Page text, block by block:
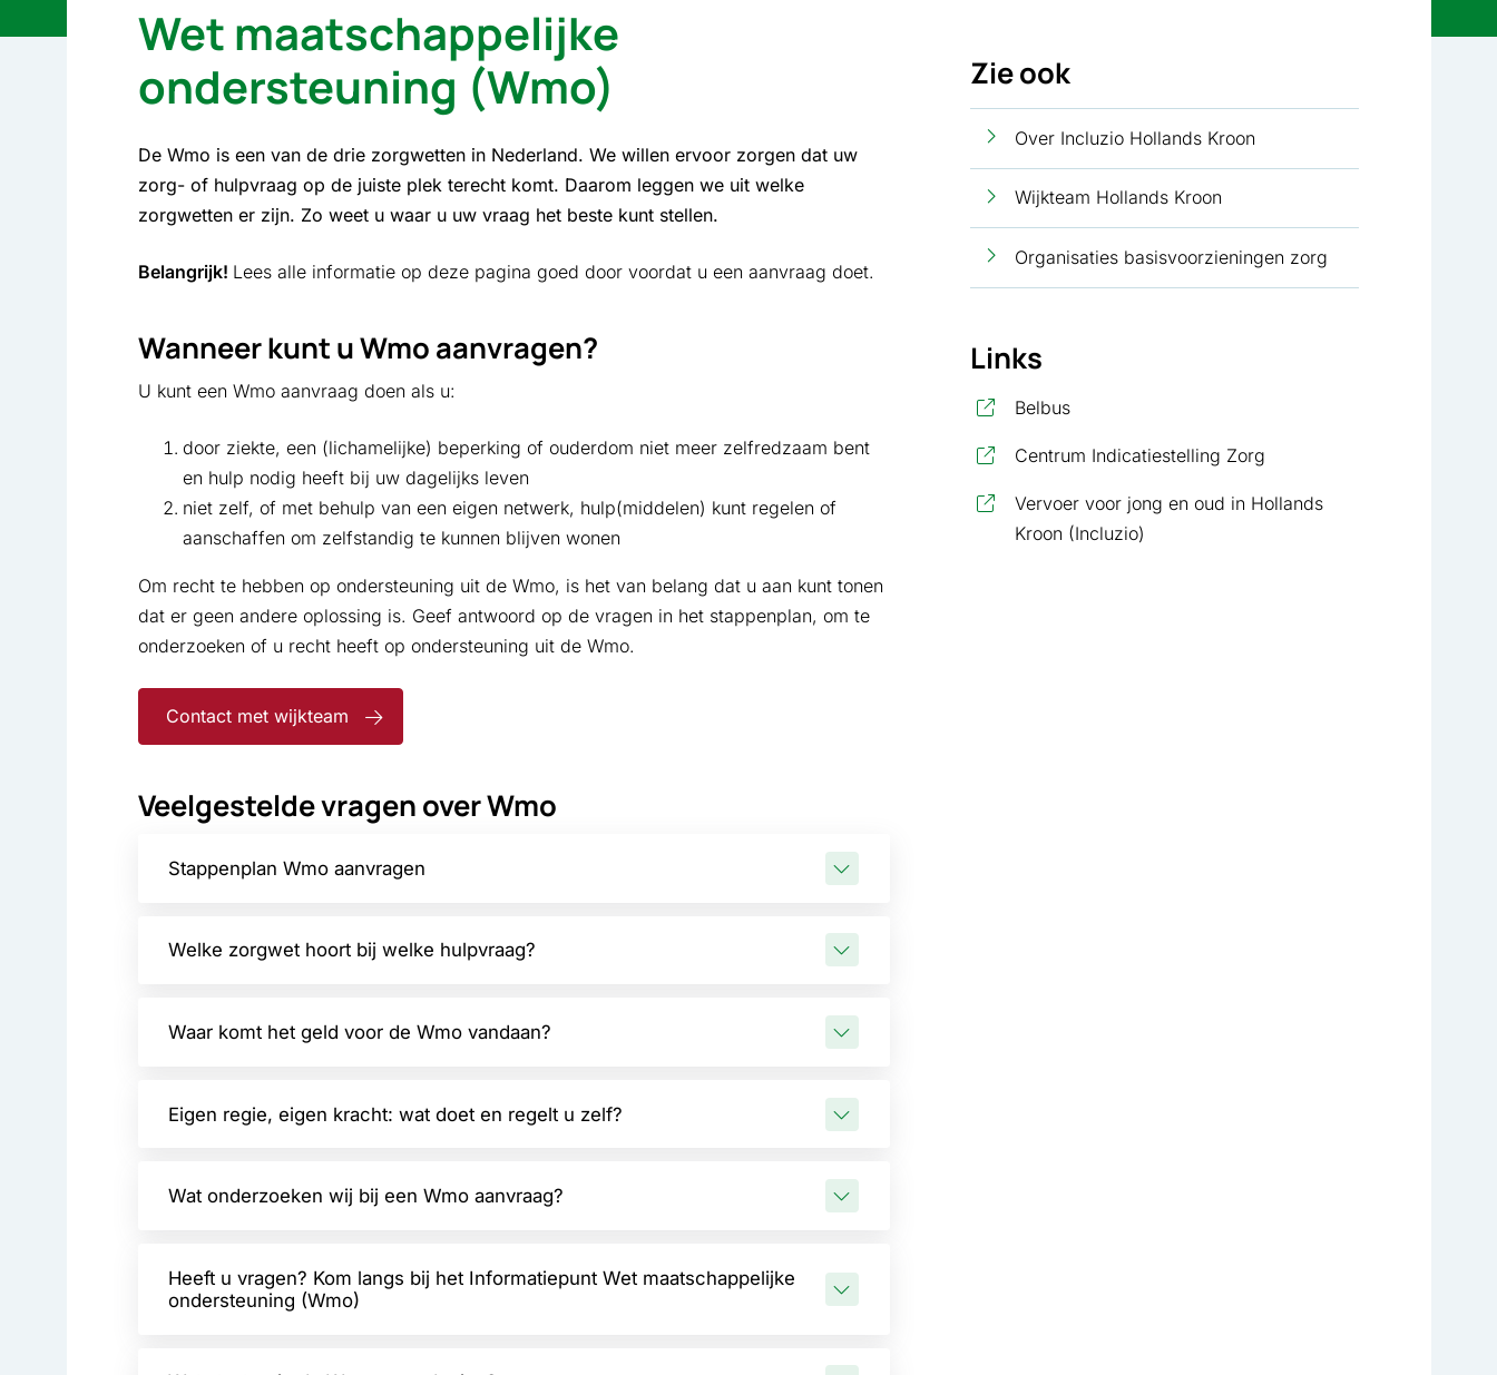
Wet maatschappelijke
ondersteuning (Wmo)
De Wmo is een van de drie zorgwetten in Nederland. We willen ervoor zorgen dat uw
zorg- of hulpvraag op de juiste plek terecht komt. Daarom leggen we uit welke
zorgwetten er zijn. Zo weet u waar u uw vraag het beste kunt stellen.
Belangrijk! Lees alle informatie op deze pagina goed door voordat u een aanvraag doet.
Wanneer kunt u Wmo aanvragen?
U kunt een Wmo aanvraag doen als u:
door ziekte, een (lichamelijke) beperking of ouderdom niet meer zelfredzaam bent
en hulp nodig heeft bij uw dagelijks leven
niet zelf, of met behulp van een eigen netwerk, hulp(middelen) kunt regelen of
aanschaffen om zelfstandig te kunnen blijven wonen
Om recht te hebben op ondersteuning uit de Wmo, is het van belang dat u aan kunt tonen
dat er geen andere oplossing is. Geef antwoord op de vragen in het stappenplan, om te
onderzoeken of u recht heeft op ondersteuning uit de Wmo.
Contact met wijkteam
Veelgestelde vragen over Wmo
Stappenplan Wmo aanvragen
Welke zorgwet hoort bij welke hulpvraag?
Waar komt het geld voor de Wmo vandaan?
Eigen regie, eigen kracht: wat doet en regelt u zelf?
Wat onderzoeken wij bij een Wmo aanvraag?
Heeft u vragen? Kom langs bij het Informatiepunt Wet maatschappelijke
ondersteuning (Wmo)
Zie ook
Over Incluzio Hollands Kroon
Wijkteam Hollands Kroon
Organisaties basisvoorzieningen zorg
Links
Belbus, opent in nieuw tabblad
Centrum Indicatiestelling Zorg, opent in nieuw tabblad
Vervoer voor jong en oud in Hollands
Kroon (Incluzio)